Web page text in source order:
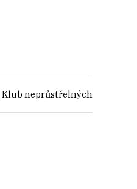
Klub neprůstřelných